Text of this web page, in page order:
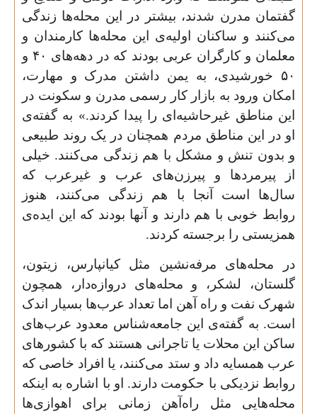
گفتمان مدرن شدند، بیشتر در این محله‌ها زندگی
می‌کنند و ساکنان اولیه‌ی این محله‌ها کارمندان و
معلمان و کارگران عربی بودند که در دهه‌های ۴۰ و
۵۰ خورشیدی، به یمن داشتن مدرک و مهارت،
امکان ورود به بازار کار رسمی مدرن و سکونت در
این مناطق غیرحاشیه‌ای را پیدا کردند.» به گفته‌ی
او در این مناطق مردم همچنان در یک روند طبیعی
و بدون تنش و مشکل با هم زندگی می‌کنند. خیلی
از پیرمردها و پیرزن‌های عرب و غیرعرب که
سال‌ها است آنجا با هم زندگی می‌کنند، هنوز
روابط خوبی با هم دارند و آنها بودند که این ایده‌ی
همزیستی را برجسته کردند.
در محله‌های مرفه‌نشین مثل کیانپارس، زیتون،
گلستان، لشکر، و محله‌های دروازه‌دار، همچون
شهرک نفت و راه آهن اما تعداد عرب‌ها بسیار اندک
است. به گفته‌ی این جامعه‌شناس معدود عرب‌های
ساکن این محلات یا تاجرانی هستند که با کشورهای
عرب همسایه داد و ستد می‌کنند، یا افراد خاصی که
روابط نزدیکی با حکومت دارند. او با اشاره به اینکه
محله‌هایی مثل راه‌آهن زمانی برای اهوازی‌ها